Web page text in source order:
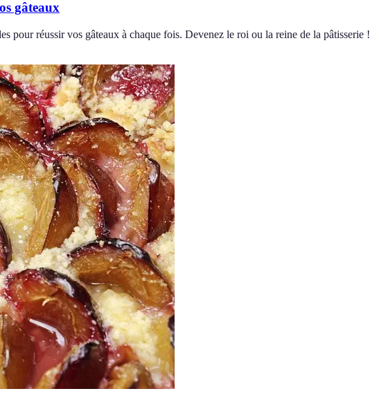
gâteaux
pour réussir vos gâteaux à chaque fois. Devenez le roi ou la reine de la pâtisserie !